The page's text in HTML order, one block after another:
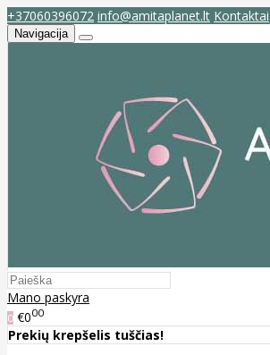
+37060396072 info@amitaplanet.lt Kontaktai
Navigacija
Mano paskyra
0 €000
Prekių krepšelis tuščias!